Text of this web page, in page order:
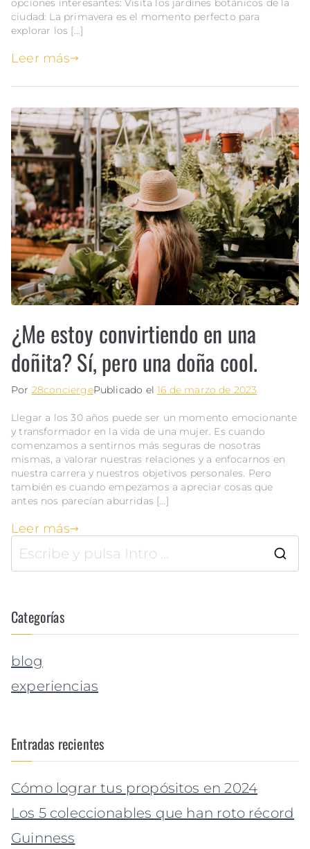
opciones interesantes: Visita los jardines botánicos de la
ciudad: La primavera es el momento perfecto para
explorar los […]
Leer más
¿Me estoy convirtiendo en una
doñita? Sí, pero una doña cool.
Por 28conciergePublicado el16 de marzo de 2023
Llegar a los 30 años puede ser un momento emocionante
y transformador en la vida de una mujer. Es cuando
comenzamos a sentirnos más seguras de nosotras
mismas, a valorar nuestras relaciones y a enfocarnos en
nuestra carrera y nuestros objetivos personales. Pero
también es cuando empezamos a apreciar cosas que
antes nos parecían aburridas […]
Leer más
Categorías
blog
experiencias
Entradas recientes
Cómo lograr tus propósitos en 2024
Los 5 coleccionables que han roto récord
Guinness